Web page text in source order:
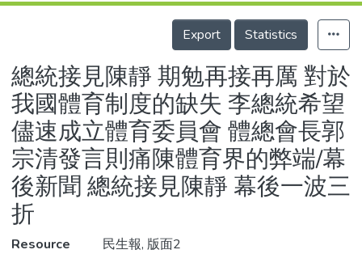
Organizations
Statistics
Details
Export
Statistics
總統接見陳靜 期勉再接再厲 對於
我國體育制度的缺失 李總統希望
儘速成立體育委員會 體總會長郭
宗清發言則痛陳體育界的弊端/幕
後新聞 總統接見陳靜 幕後一波三
折
Resource
民生報, 版面2